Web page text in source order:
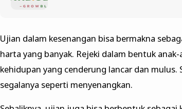
Ujian dalam kesenangan bisa bermakna
harta yang banyak. Rejeki dalam bentuk
kehidupan yang cenderung lancar dan mulus.
segalanya seperti menyenangkan.